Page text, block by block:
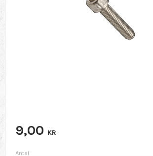
9,00 KR
Antal